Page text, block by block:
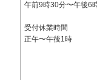
午前9時30分〜午後6
受付休業時間
正午〜午後1時